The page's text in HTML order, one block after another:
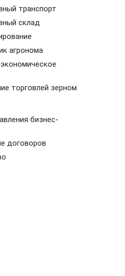
транспорт
склад
агронома
торговлей зерном
бизнес-
договоров